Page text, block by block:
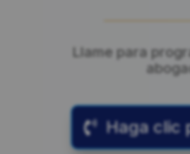
Llame para
Haga clic